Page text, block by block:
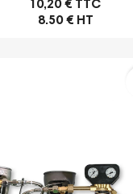
10,20 € TTC
8.50 € HT